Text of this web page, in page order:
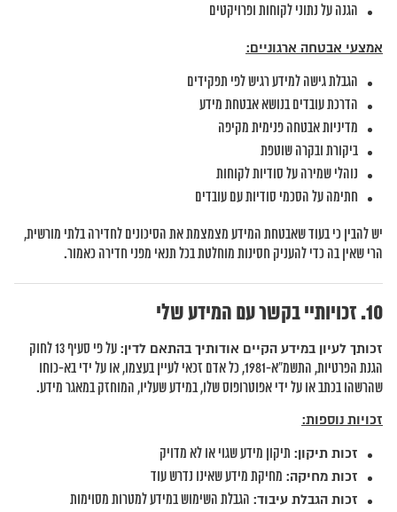
הגנה על נתוני לקוחות ופרויקטים
אמצעי אבטחה ארגוניים:
הגבלת גישה למידע רגיש לפי תפקידים
הדרכת עובדים בנושא אבטחת מידע
מדיניות אבטחה פנימית מקיפה
ביקורת ובקרה שוטפת
נוהלי שמירה על סודיות לקוחות
חתימה על הסכמי סודיות עם עובדים
יש להבין כי בעוד שאבטחת המידע מצמצמת את הסיכונים לחדירה בלתי מורשית,
הרי שאין בה כדי להעניק חסינות מוחלטת בכל תנאי מפני חדירה כאמור.
זכויותיי בקשר עם המידע שלי
זכותך לעיון במידע הקיים אודותיך בהתאם לדין:
על פי סעיף 13 לחוק
הגנת הפרטיות, התשמ”א-1981, כל אדם זכאי לעיין בעצמו, או על ידי בא-כוחו
שהרשהו בכתב או על ידי אפוטרופוס שלו, במידע שעליו, המוחזק במאגר מידע.
זכויות נוספות:
זכות תיקון: תיקון מידע שגוי או לא מדויק
זכות מחיקה: מחיקת מידע שאינו נדרש עוד
זכות הגבלת עיבוד: הגבלת השימוש במידע למטרות מסוימות